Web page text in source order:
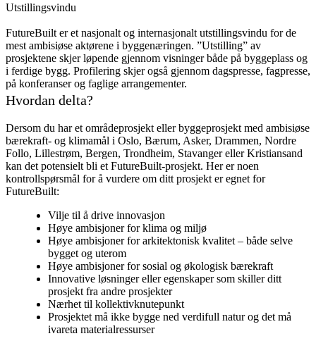
Utstillingsvindu
FutureBuilt er et nasjonalt og internasjonalt utstillingsvindu for de
mest ambisiøse aktørene i byggenæringen. ”Utstilling” av
prosjektene skjer løpende gjennom visninger både på byggeplass og
i ferdige bygg. Profilering skjer også gjennom dagspresse, fagpresse,
på konferanser og faglige arrangementer.
Hvordan delta?
Dersom du har et områdeprosjekt eller byggeprosjekt med ambisiøse
bærekraft- og klimamål i Oslo, Bærum, Asker, Drammen, Nordre
Follo, Lillestrøm, Bergen, Trondheim, Stavanger eller Kristiansand
kan det potensielt bli et FutureBuilt-prosjekt. Her er noen
kontrollspørsmål for å vurdere om ditt prosjekt er egnet for
FutureBuilt:
Vilje til å drive innovasjon
Høye ambisjoner for klima og miljø
Høye ambisjoner for arkitektonisk kvalitet – både selve
bygget og uterom
Høye ambisjoner for sosial og økologisk bærekraft
Innovative løsninger eller egenskaper som skiller ditt
prosjekt fra andre prosjekter
Nærhet til kollektivknutepunkt
Prosjektet må ikke bygge ned verdifull natur og det må
ivareta materialressurser